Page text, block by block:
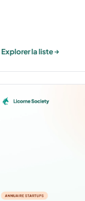
Explorer la liste